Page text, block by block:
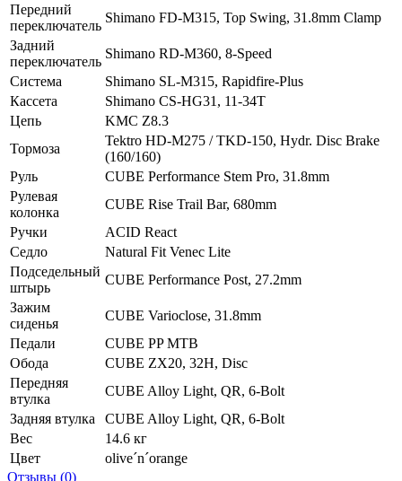
Передний
переключатель
Shimano FD-M315, Top Swing, 31.8mm Clamp
Задний
переключатель
Shimano RD-M360, 8-Speed
Система
Shimano SL-M315, Rapidfire-Plus
Кассета
Shimano CS-HG31, 11-34T
Цепь
KMC Z8.3
Тормоза
Tektro HD-M275 / TKD-150, Hydr. Disc Brake
(160/160)
Руль
CUBE Performance Stem Pro, 31.8mm
Рулевая
колонка
CUBE Rise Trail Bar, 680mm
Ручки
ACID React
Седло
Natural Fit Venec Lite
Подседельный
штырь
CUBE Performance Post, 27.2mm
Зажим
сиденья
CUBE Varioclose, 31.8mm
Педали
CUBE PP MTB
Обода
CUBE ZX20, 32H, Disc
Передняя
втулка
CUBE Alloy Light, QR, 6-Bolt
Задняя втулка
CUBE Alloy Light, QR, 6-Bolt
Вес
14.6 кг
Цвет
olive´n´orange
Отзывы (0)